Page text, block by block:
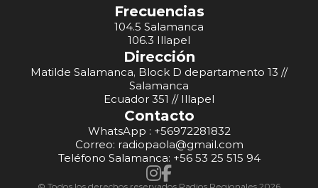
Frecuencias
104.5 Salamanca
106.3 Illapel
Dirección
Matilde Salamanca, Block D departamento 13 //
Salamanca
Ecuador 351 // Illapel
Contacto
WhatsApp : +56972281832
Correo: radiopaola@gmail.com
Teléfono Salamanca: +56 53 25 515 94